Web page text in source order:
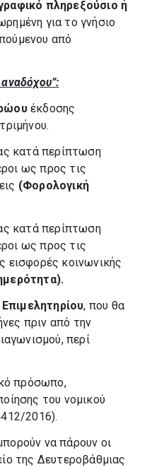
πληρεξούσιο ή
για το γνήσιο
από
έκδοσης
κατά περίπτωση
ως προς τις
(Φορολογική
κατά περίπτωση
ως προς τις
εισφορές κοινωνικής
Επιμελητηρίου, που θα
πριν από την
περί
πρόσωπο,
του νομικού
2016).
να πάρουν οι
της Δευτεροβάθμιας